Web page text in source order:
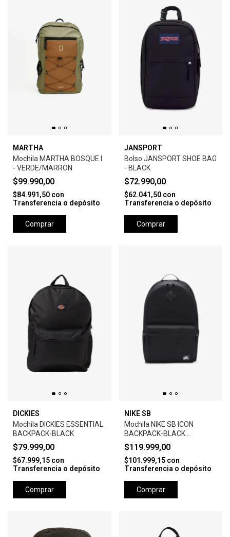
MARTHA
Mochila MARTHA BOSQUE I
- VERDE/MARRON
$99.990,00
$84.991,50 con
Transferencia o depósito
Comprar
JANSPORT
Bolso JANSPORT SHOE BAG
- BLACK
$72.990,00
$62.041,50 con
Transferencia o depósito
Comprar
DICKIES
Mochila DICKIES ESSENTIAL
BACKPACK-BLACK
$79.999,00
$67.999,15 con
Transferencia o depósito
Comprar
NIKE SB
Mochila NIKE SB ICON
BACKPACK-BLACK
ANTHRACITE
$119.999,00
$101.999,15 con
Transferencia o depósito
Comprar